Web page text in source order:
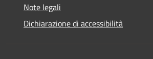
Note legali
Dichiarazione di accessibilità